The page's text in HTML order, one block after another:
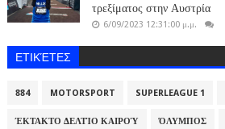
τρεξίματος στην Αυστρία
6/09/2023 12:31:00 μ.μ.
ΕΤΙΚΈΤΕΣ
884 MOTORSPORT SUPERLEAGUE 1
ΈΚΤΑΚΤΟ ΔΕΛΤΊΟ ΚΑΙΡΟΎ ΌΛΥΜΠΟΣ